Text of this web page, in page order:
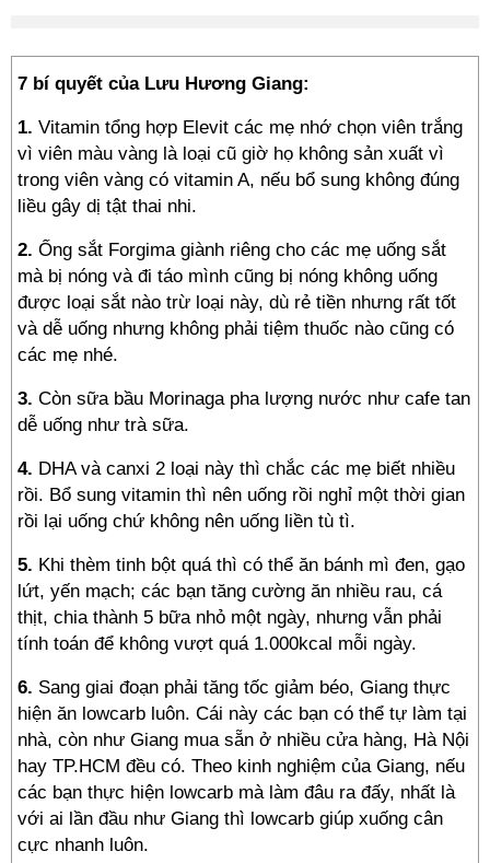
7 bí quyết của Lưu Hương Giang:
1. Vitamin tổng hợp Elevit các mẹ nhớ chọn viên trắng
vì viên màu vàng là loại cũ giờ họ không sản xuất vì
trong viên vàng có vitamin A, nếu bổ sung không đúng
liều gây dị tật thai nhi.
2. Ống sắt Forgima giành riêng cho các mẹ uống sắt
mà bị nóng và đi táo mình cũng bị nóng không uống
được loại sắt nào trừ loại này, dù rẻ tiền nhưng rất tốt
và dễ uống nhưng không phải tiệm thuốc nào cũng có
các mẹ nhé.
3. Còn sữa bầu Morinaga pha lượng nước như cafe tan
dễ uống như trà sữa.
4. DHA và canxi 2 loại này thì chắc các mẹ biết nhiều
rồi. Bổ sung vitamin thì nên uống rồi nghỉ một thời gian
rồi lại uống chứ không nên uống liền tù tì.
5. Khi thèm tinh bột quá thì có thể ăn bánh mì đen, gạo
lứt, yến mạch; các bạn tăng cường ăn nhiều rau, cá
thịt, chia thành 5 bữa nhỏ một ngày, nhưng vẫn phải
tính toán để không vượt quá 1.000kcal mỗi ngày.
6. Sang giai đoạn phải tăng tốc giảm béo, Giang thực
hiện ăn lowcarb luôn. Cái này các bạn có thể tự làm tại
nhà, còn như Giang mua sẵn ở nhiều cửa hàng, Hà Nội
hay TP.HCM đều có. Theo kinh nghiệm của Giang, nếu
các bạn thực hiện lowcarb mà làm đâu ra đấy, nhất là
với ai lần đầu như Giang thì lowcarb giúp xuống cân
cực nhanh luôn.